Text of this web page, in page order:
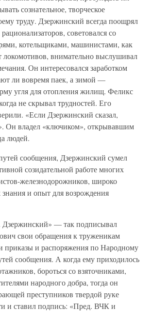
сознательное, творческое
труду. Дзержинский всегда поощрял
советовался со
котельщиками, машинистами, как
локомотивов, внимательно выслушивал
Он интересовался заработком
ли вовремя паек, а зимой —
угля для отопления жилищ. Феликс
не скрывал трудностей. Его
«Если Дзержинский сказал,
Он владел «ключиком», открывавшим
людей.
сообщения, Дзержинский сумел
созидательной работе многих
железнодорожников, широко
знания и опыт для возрождения
— так подписывал
свои обращения к труженикам
приказы и распоряжения по Народному
сообщения. А когда ему приходилось
бороться со взяточниками,
народного добра, тогда он
преступников твердой руке
и ставил подпись: «Пред. ВЧК и